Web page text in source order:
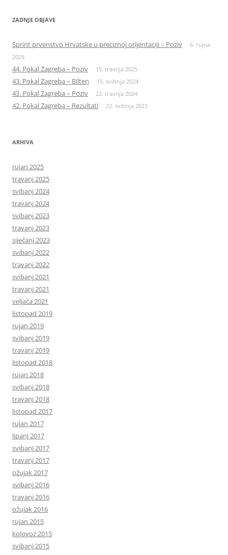
ZADNJE OBJAVE
Sprint prvenstvo Hrvatske u preciznoj orijentaciji – Poziv
6. rujna
2025
44. Pokal Zagreba – Poziv 15. travnja 2025
43. Pokal Zagreba – Bilten 15. svibnja 2024
43. Pokal Zagreba – Poziv 22. travnja 2024
42. Pokal Zagreba – Rezultati 22. svibnja 2023
ARHIVA
rujan 2025
travanj 2025
svibanj 2024
travanj 2024
svibanj 2023
travanj 2023
siječanj 2023
svibanj 2022
travanj 2022
svibanj 2021
travanj 2021
veljača 2021
listopad 2019
rujan 2019
svibanj 2019
travanj 2019
listopad 2018
rujan 2018
svibanj 2018
travanj 2018
listopad 2017
rujan 2017
lipanj 2017
svibanj 2017
travanj 2017
ožujak 2017
svibanj 2016
travanj 2016
ožujak 2016
rujan 2015
kolovoz 2015
svibanj 2015